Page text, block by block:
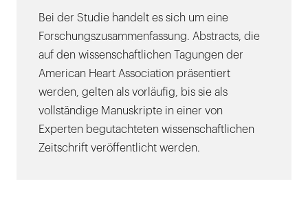
Bei der Studie handelt es sich um eine
Forschungszusammenfassung. Abstracts, die
auf den wissenschaftlichen Tagungen der
American Heart Association präsentiert
werden, gelten als vorläufig, bis sie als
vollständige Manuskripte in einer von
Experten begutachteten wissenschaftlichen
Zeitschrift veröffentlicht werden.